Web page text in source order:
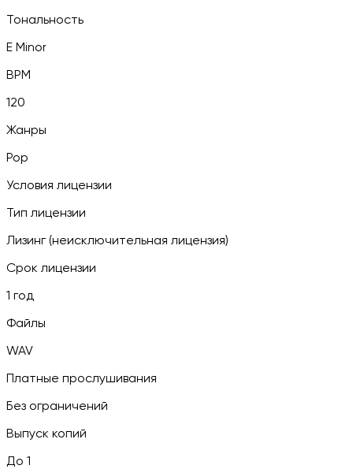
Тональность
E Minor
BPM
120
Жанры
Pop
Условия лицензии
Тип лицензии
Лизинг (неисключительная лицензия)
Срок лицензии
1 год
Файлы
WAV
Платные прослушивания
Без ограничений
Выпуск копий
До 1